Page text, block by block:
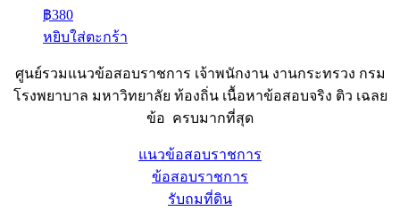
฿380
หยิบใส่ตะกร้า
ศูนย์รวมแนวข้อสอบราชการ เจ้าพนักงาน งานกระทรวง กรม
โรงพยาบาล มหาวิทยาลัย ท้องถิ่น เนื้อหาข้อสอบจริง ติว เฉลย
ข้อ ครบมากที่สุด
แนวข้อสอบราชการ
ข้อสอบราชการ
รับถมที่ดิน